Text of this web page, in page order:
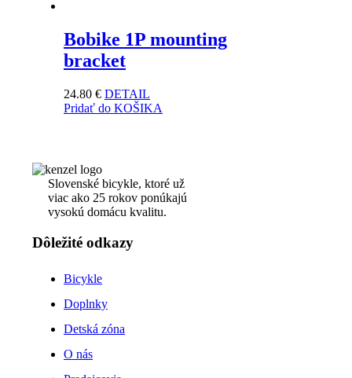
Bobike 1P mounting
bracket
24.80 € DETAIL
Pridať do KOŠIKA
Slovenské bicykle, ktoré už
viac ako 25 rokov ponúkajú
vysokú domácu kvalitu.
Dôležité odkazy
Bicykle
Doplnky
Detská zóna
O nás